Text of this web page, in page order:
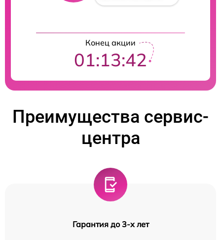
Конец акции
01:13:42
Преимущества сервис-
центра
Гарантия до 3-х лет